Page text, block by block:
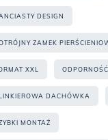
DESIGN
ZAMEK
XXL
DACHÓWKA
MONTAŻ